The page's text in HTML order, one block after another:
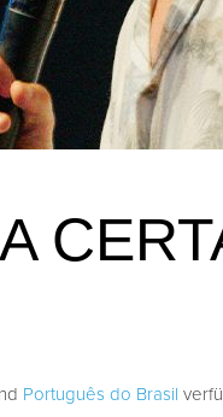
Português do Brasil